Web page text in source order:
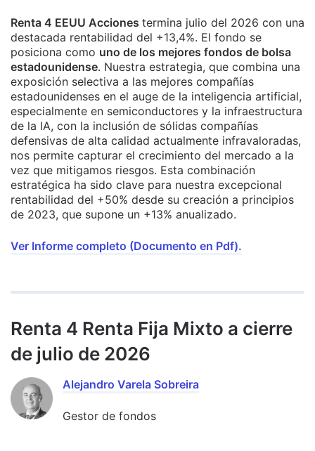
Renta 4 EEUU Acciones termina julio del 2026 con una
destacada rentabilidad del +13,4%. El fondo se
posiciona como uno de los mejores fondos de bolsa
estadounidense. Nuestra estrategia, que combina una
exposición selectiva a las mejores compañías
estadounidenses en el auge de la inteligencia artificial,
especialmente en semiconductores y la infraestructura
de la IA, con la inclusión de sólidas compañías
defensivas de alta calidad actualmente infravaloradas,
nos permite capturar el crecimiento del mercado a la
vez que mitigamos riesgos. Esta combinación
estratégica ha sido clave para nuestra excepcional
rentabilidad del +50% desde su creación a principios
de 2023, que supone un +13% anualizado.
Ver Informe completo (Documento en Pdf).
Renta 4 Renta Fija Mixto a cierre
de julio de 2026
Alejandro Varela Sobreira
Gestor de fondos